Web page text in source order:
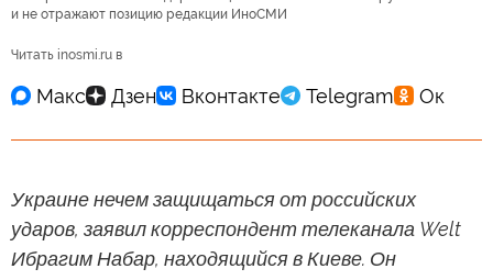
и не отражают позицию редакции ИноСМИ
Читать inosmi.ru в
Украине нечем защищаться от российских
ударов, заявил корреспондент телеканала Welt
Ибрагим Набар, находящийся в Киеве. Он